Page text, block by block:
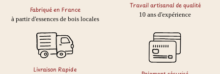
Fabriqué en France
à partir d'essences de bois locales
Travail artisanal de qualité
10 ans d'expérience
Livraison Rapide